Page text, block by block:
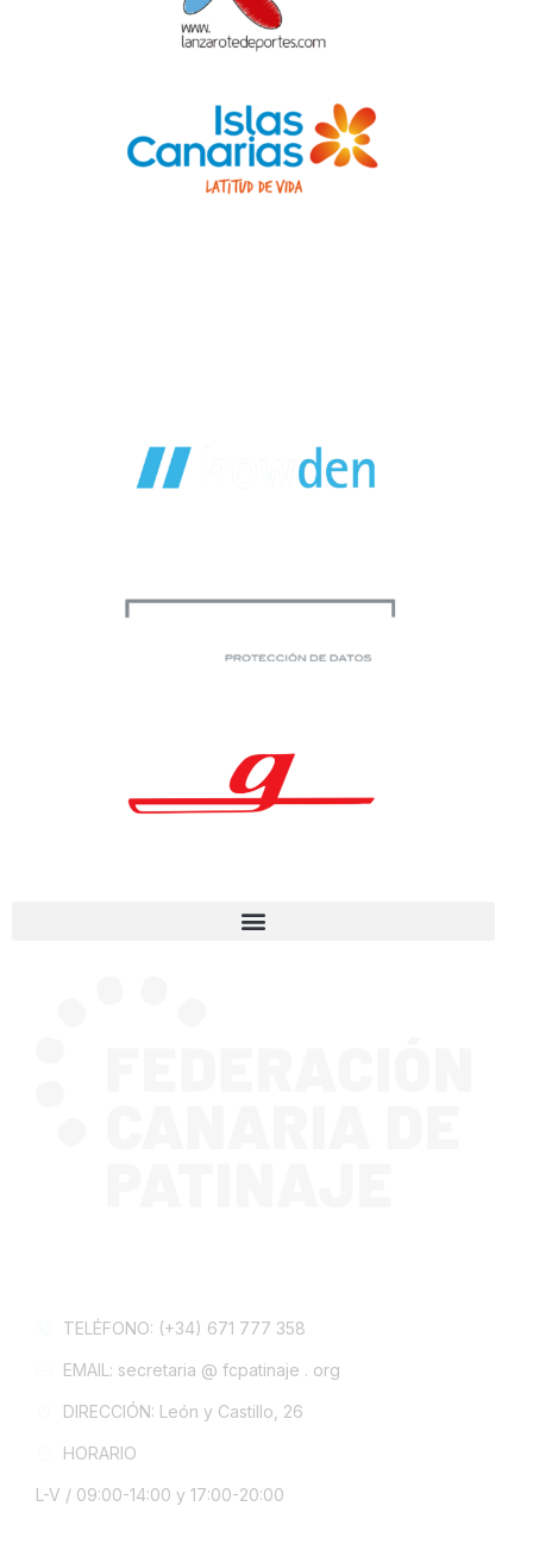
TELÉFONO: (+34) 671 777 358
EMAIL: secretaria @ fcpatinaje . org
DIRECCIÓN: León y Castillo, 26
HORARIO
L-V / 09:00-14:00 y 17:00-20:00